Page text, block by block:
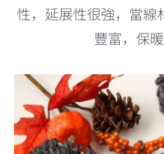
性，延展性很強，當線
豐富，保暖